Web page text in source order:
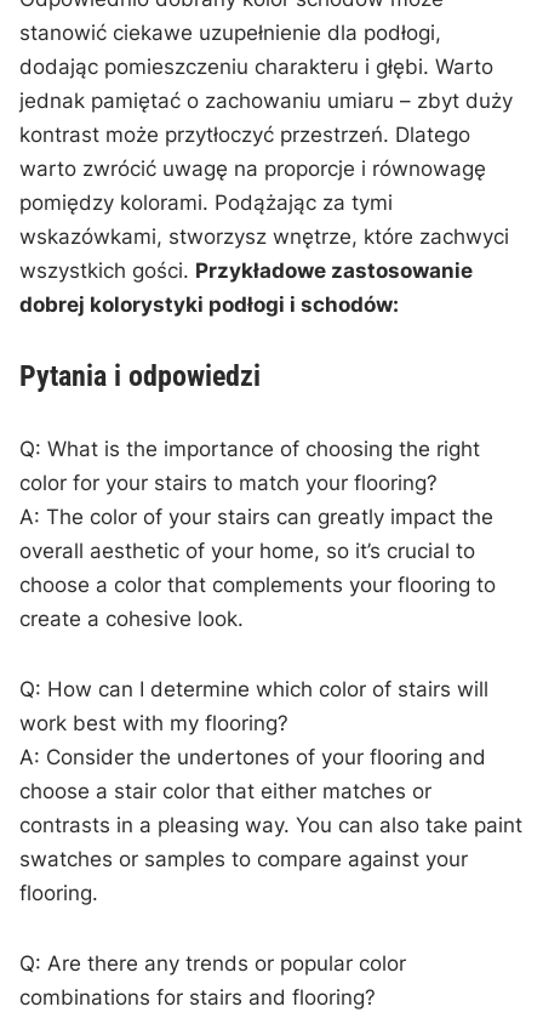
stanowić ‌ciekawe‍ uzupełnienie dla‍ podłogi,
dodając pomieszczeniu ‌charakteru i głębi. Warto
jednak pamiętać o zachowaniu umiaru⁣ – zbyt duży
kontrast może przytłoczyć ‌przestrzeń. Dlatego
warto zwrócić uwagę na proporcje i równowagę
pomiędzy kolorami. Podążając za tymi
wskazówkami, stworzysz wnętrze, ‍które zachwyci
wszystkich gości. Przykładowe zastosowanie‍
dobrej kolorystyki⁤ podłogi i schodów:
Pytania i odpowiedzi
Q: What is‌ the importance of ⁣choosing the right
color for your‌ stairs to ‌match your flooring?
A: The color of your stairs can greatly impact ​the
overall aesthetic of your home, so it’s crucial to
choose‌ a ​color ​that complements your flooring to
create a cohesive ⁢look.
Q: How⁢ can I determine which color of stairs will
work best⁣ with⁤ my flooring?
A: Consider the undertones of your flooring and
⁣choose a ​stair color that either matches or​
contrasts ⁢in ​a​ pleasing way. You can ⁤also take paint
swatches or⁢ samples to compare against​ your
flooring.
Q: Are there ​any trends or⁣ popular color
combinations for stairs and flooring?